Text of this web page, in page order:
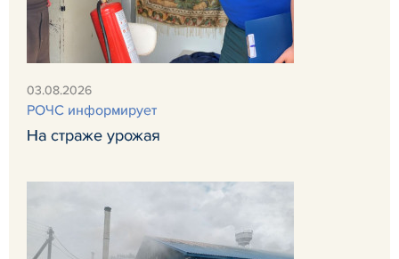
03.08.2026
РОЧС информирует
На страже урожая